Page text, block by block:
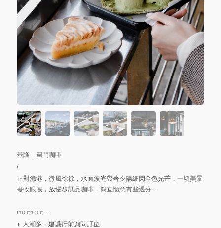
基隆｜圖門咖啡
/
正對漁港，微風徐徐，水面波光帶著夕陽細閃金色光芒，一切美景
盡收眼底，放慢步調品咖啡，簡直愜意有些過分...
𝚖𝚞𝚛𝚖𝚞𝚛...
◗ 人潮多，建議行前詢問訂位